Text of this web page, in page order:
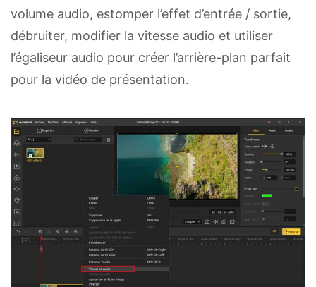
volume audio, estomper l’effet d’entrée / sortie,
débruiter, modifier la vitesse audio et utiliser
l’égaliseur audio pour créer l’arrière-plan parfait
pour la vidéo de présentation.